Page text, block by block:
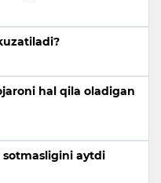
hal qila oladigan
sotmasligini aytdi